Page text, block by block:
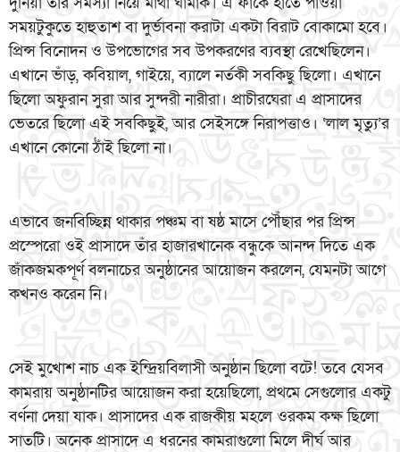
সময়টুকুতে হাহুতাশ বা দুর্ভাবনা করাটা একটা বিরাট বোকামো হবে।
প্রিন্স বিনোদন ও উপভোগের সব উপকরণের ব্যবস্থা রেখেছিলেন।
এখানে ভাঁড়, কবিয়াল, গাইয়ে, ব্যালে নর্তকী সবকিছু ছিলো। এখানে
ছিলো অফুরান সুরা আর সুন্দরী নারীরা। প্রাচীরঘেরা এ প্রাসাদের
ভেতরে ছিলো এই সবকিছুই, আর সেইসঙ্গে নিরাপত্তাও। ‘লাল মৃত্যু’র
এখানে কোনো ঠাঁই ছিলো না।
এভাবে জনবিচ্ছিন্ন থাকার পঞ্চম বা ষষ্ঠ মাসে পৌঁছার পর প্রিন্স
প্রস্পেরো ওই প্রাসাদে তাঁর হাজারখানেক বন্ধুকে আনন্দ দিতে এক
জাঁকজমকপূর্ণ বলনাচের অনুষ্ঠানের আয়োজন করলেন, যেমনটা আগে
কখনও করেন নি।
সেই মুখোশ নাচ এক ইন্দ্রিয়বিলাসী অনুষ্ঠান ছিলো বটে! তবে যেসব
কামরায় অনুষ্ঠানটির আয়োজন করা হয়েছিলো, প্রথমে সেগুলোর একটু
বর্ণনা দেয়া যাক। প্রাসাদের এক রাজকীয় মহলে ওরকম কক্ষ ছিলো
সাতটি। অনেক প্রাসাদে এ ধরনের কামরাগুলো মিলে দীর্ঘ আর